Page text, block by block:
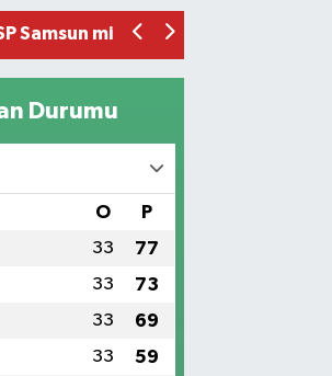
Samsun milletvekili Mehmet
Durumu
O P
33 77
33 73
33 69
33 59